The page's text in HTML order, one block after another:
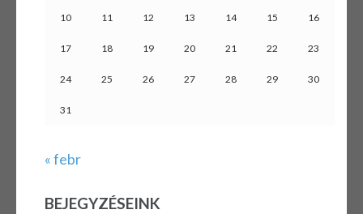
10 11 12 13 14 15 16
17 18 19 20 21 22 23
24 25 26 27 28 29 30
31
« febr
BEJEGYZÉSEINK